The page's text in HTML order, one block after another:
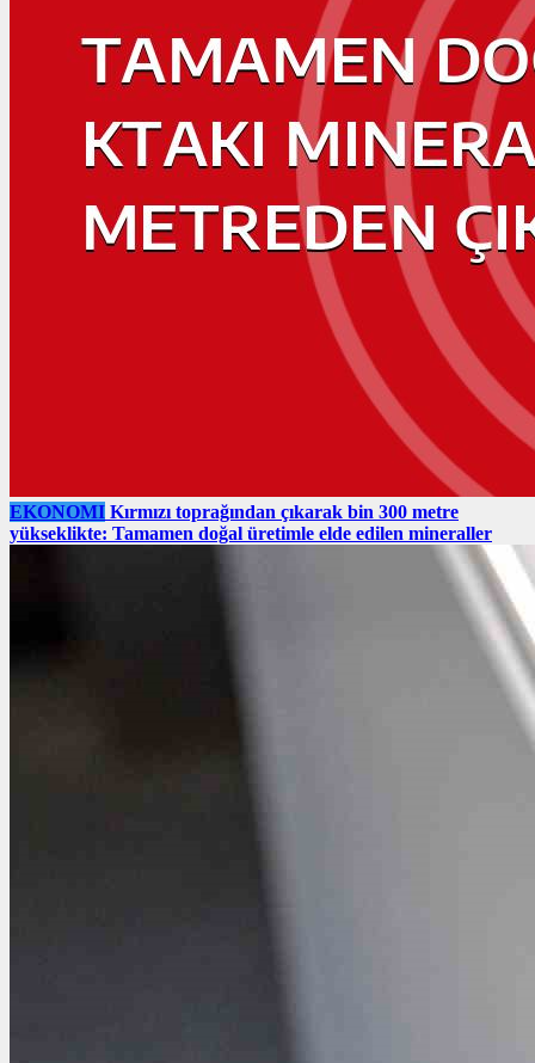
EKONOMI Kırmızı toprağından çıkarak bin 300 metre
yükseklikte: Tamamen doğal üretimle elde edilen mineraller